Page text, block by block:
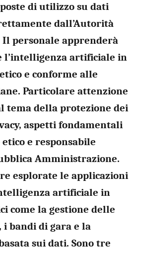
di utilizzo su dati
dall’Autorità
Il personale apprenderà
l’intelligenza artificiale in
e conforme alle
Particolare attenzione
tema della protezione dei
aspetti fondamentali
e responsabile
Amministrazione.
esplorate le applicazioni
artificiale in
come la gestione delle
ibandi di gara e la
sui dati. Sono tre